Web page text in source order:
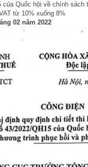
của Quốc hội về chính
từ 10% xuống 8%
02 năm 2022